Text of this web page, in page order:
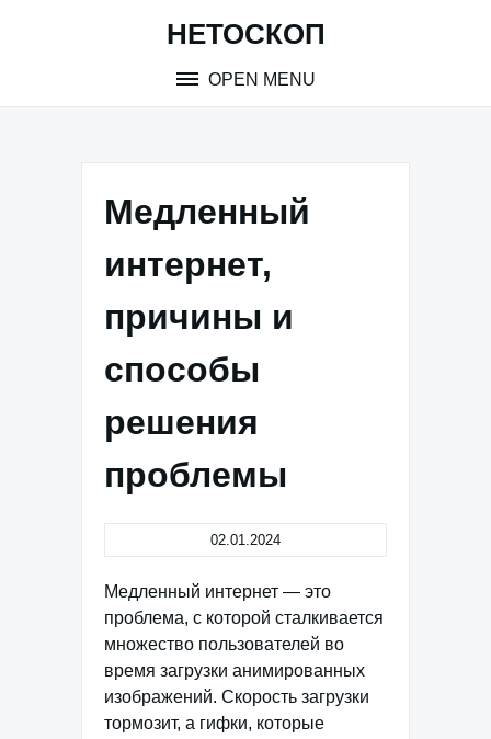
НЕТОСКОП
OPEN MENU
Медленный
интернет,
причины и
способы
решения
проблемы
02.01.2024
Медленный интернет — это
проблема, с которой сталкивается
множество пользователей во
время загрузки анимированных
изображений. Скорость загрузки
тормозит, а гифки, которые